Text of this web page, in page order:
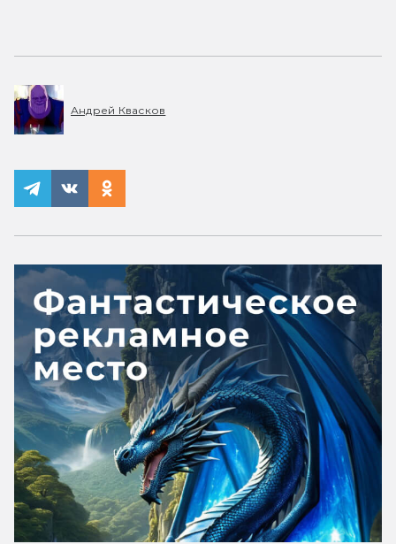
Андрей Квасков